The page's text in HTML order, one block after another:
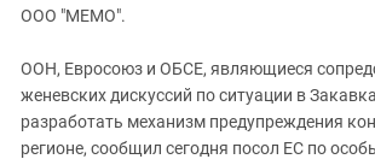
ИНАКОМЫСЛИЕ В
МОБИЛИЗАЦИЯ И
Дагестан
Кабардино-Балкария
Калмыкия
ООО "МЕМО".
ООН, Евросоюз и ОБСЕ, являющиеся
женевских дискуссий по ситуации в
разработать механизм предупреждения
регионе, сообщил сегодня посол ЕС по